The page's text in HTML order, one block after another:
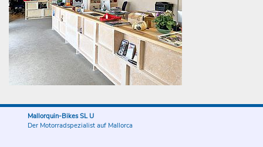
Mallorquin-Bikes SL U
Der Motorradspezialist auf Mallorca